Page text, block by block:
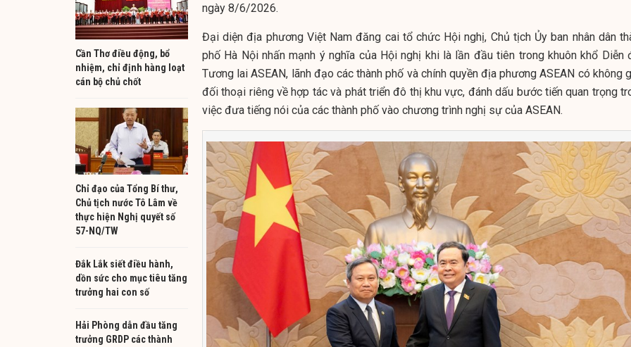
Cần Thơ điều động, bổ
nhiệm, chỉ định hàng loạt
cán bộ chủ chốt
Chỉ đạo của Tổng Bí thư,
Chủ tịch nước Tô Lâm về
thực hiện Nghị quyết số
57-NQ/TW
Đắk Lắk siết điều hành,
dồn sức cho mục tiêu tăng
trưởng hai con số
Hải Phòng dẫn đầu tăng
trưởng GRDP các thành
ngày 8/6/2026.
Đại diện địa phương Việt Nam đăng cai tổ chức Hội nghị, Chủ tịch Ủy ban nhân dân
phố Hà Nội nhấn mạnh ý nghĩa của Hội nghị khi là lần đầu tiên trong khuôn khổ Diễn
Tương lai ASEAN, lãnh đạo các thành phố và chính quyền địa phương ASEAN có không
đối thoại riêng về hợp tác và phát triển đô thị khu vực, đánh dấu bước tiến quan trọng
việc đưa tiếng nói của các thành phố vào chương trình nghị sự của ASEAN.